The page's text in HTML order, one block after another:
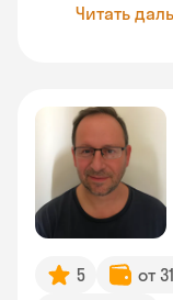
Читать
5 от